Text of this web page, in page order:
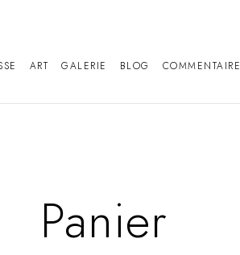
ART GALERIE BLOG COMMENTAIRE
Panier